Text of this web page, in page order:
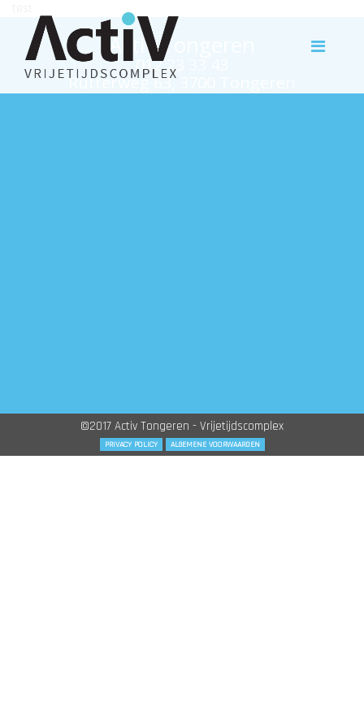
Activ Tongeren
012 23 33 43
Rutterweg 63, 3700 Tongeren
©2017 Activ Tongeren - Vrijetijdscomplex
PRIVACY POLICY ALGEMENE VOORWAARDEN